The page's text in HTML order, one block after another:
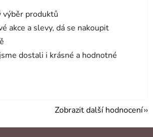
výběr produktů
akce a slevy, dá se nakoupit
dostali i krásné a hodnotné
Zobrazit další hodnocení